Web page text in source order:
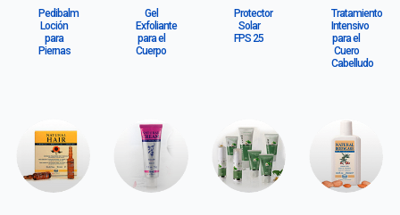
Pedibalm
Loción
para
Piernas
Gel
Exfoliante
para el
Cuerpo
Protector
Solar
FPS 25
Tratamiento
Intensivo
para el
Cuero
Cabelludo